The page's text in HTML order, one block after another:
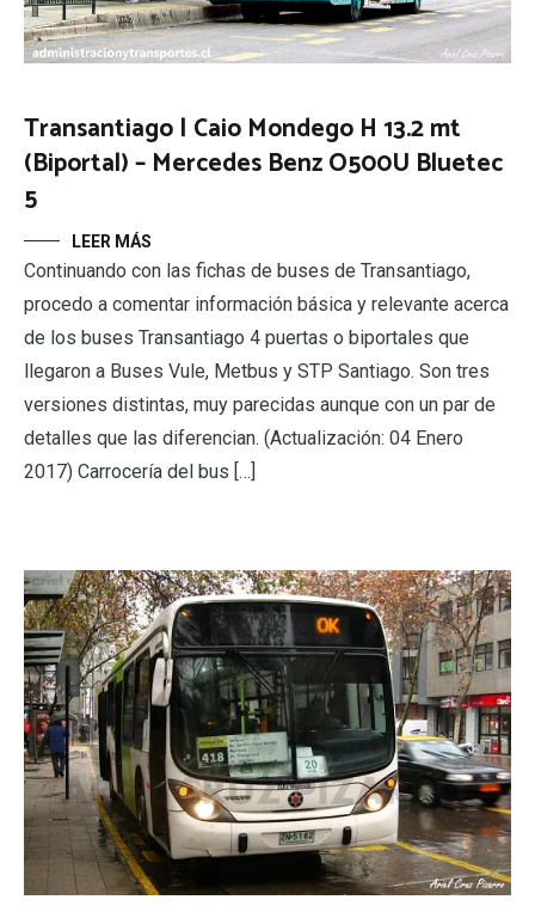
Transantiago | Caio Mondego H 13.2 mt
(Biportal) – Mercedes Benz O500U Bluetec
5
LEER MÁS
Continuando con las fichas de buses de Transantiago,
procedo a comentar información básica y relevante acerca
de los buses Transantiago 4 puertas o biportales que
llegaron a Buses Vule, Metbus y STP Santiago. Son tres
versiones distintas, muy parecidas aunque con un par de
detalles que las diferencian. (Actualización: 04 Enero
2017) Carrocería del bus […]